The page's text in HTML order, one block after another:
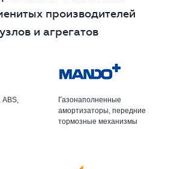
производителей
узлов и агрегатов
ABS,
Газонаполненные
амортизаторы, передние
тормозные механизмы